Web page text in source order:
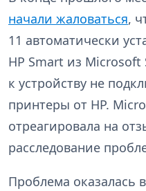
начали жаловаться,
11 автоматически
HP Smart из Microsoft
к устройству не
принтеры от HP.
отреагировала на
расследование
Проблема оказалась